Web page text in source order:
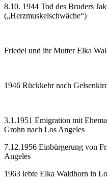
8.10. 1944 Tod des Bruders
(„Herzmuskelschwäche“)
Friedel und ihr Mutter Elka
1946 Rückkehr nach
3.1.1951 Emigration mit
Grohn nach Los Angeles
7.12.1956 Einbürgerung von
Angeles
1963 lebte Elka Waldhorn in